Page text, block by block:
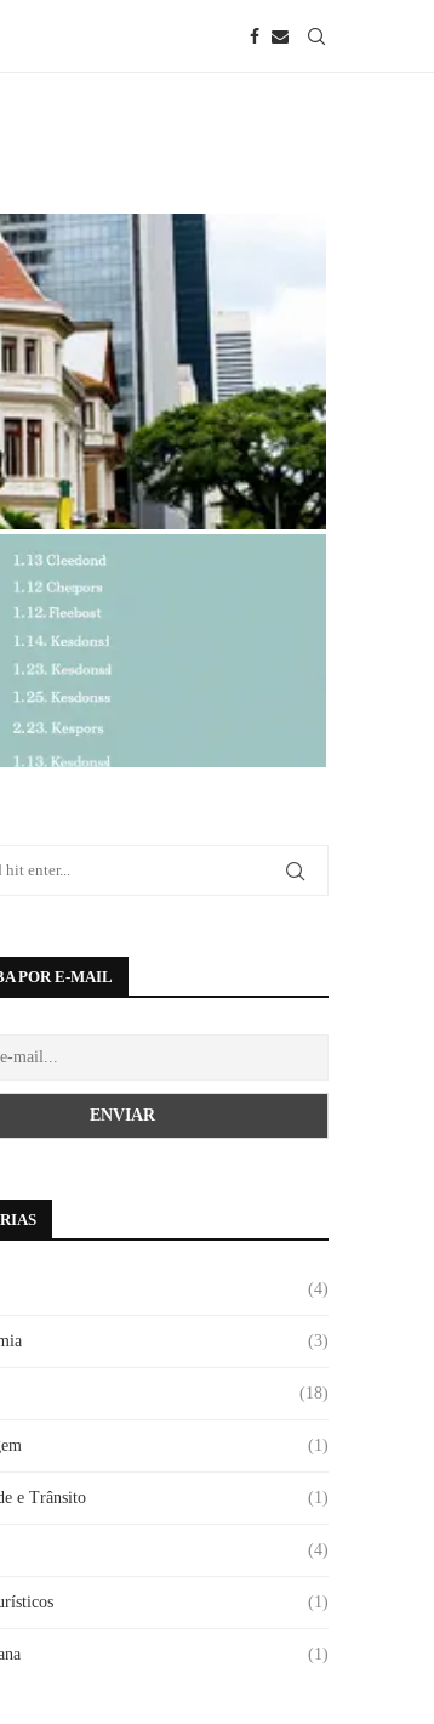
o que saber antes
Top 20
POR E-MAIL
(4)
(3)
(18)
(1)
e Trânsito (1)
(4)
(1)
(1)